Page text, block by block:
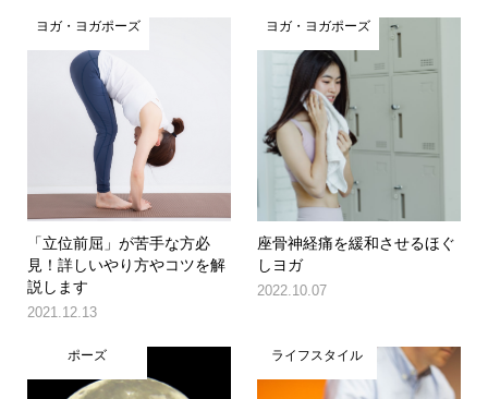
ヨガ・ヨガポーズ
「立位前屈」が苦手な方必
見！詳しいやり方やコツを解
説します
2021.12.13
ヨガ・ヨガポーズ
座骨神経痛を緩和させるほぐ
しヨガ
2022.10.07
ポーズ ライフスタイル